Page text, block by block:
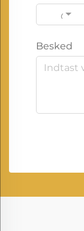
Code
Besked